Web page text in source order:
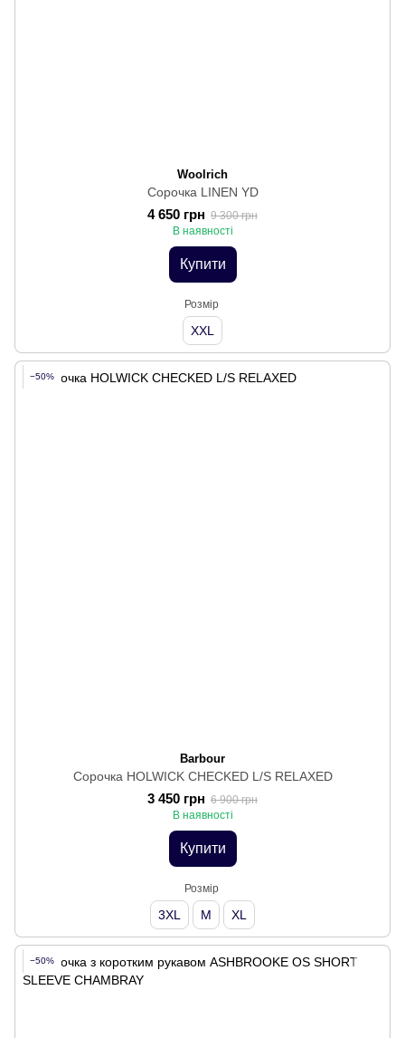
Woolrich
Сорочка LINEN YD
4 650 грн 9 300 грн
В наявності
Купити
Розмір
XXL
−50%
Barbour
Сорочка HOLWICK CHECKED L/S RELAXED
3 450 грн 6 900 грн
В наявності
Купити
Розмір
3XL M XL
−50%